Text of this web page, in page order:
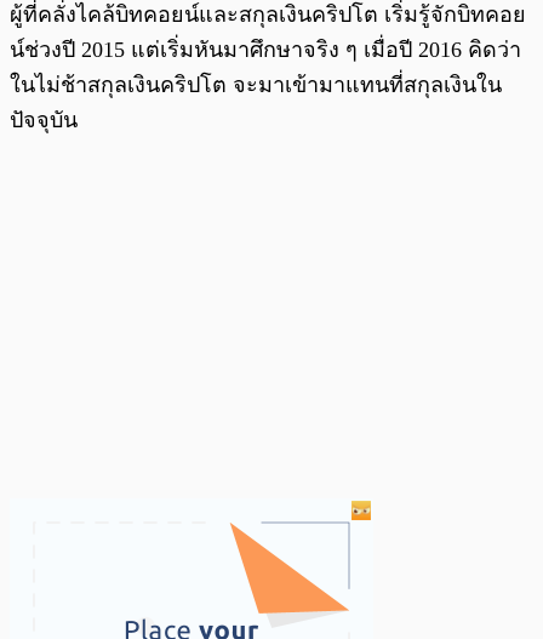
ผู้ที่คลั่งไคล้บิทคอยน์และสกุลเงินคริปโต เริ่มรู้จักบิทคอย
น์ช่วงปี 2015 แต่เริ่มหันมาศึกษาจริง ๆ เมื่อปี 2016 คิดว่า
ในไม่ช้าสกุลเงินคริปโต จะมาเข้ามาแทนที่สกุลเงินใน
ปัจจุบัน